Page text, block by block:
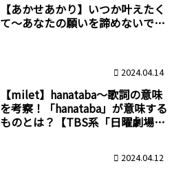
【あかせあかり】いつか叶えたく
て～あなたの願いを諦めないで…
2024.04.14
【milet】hanataba～歌詞の意味
を考察！「hanataba」が意味する
ものとは？【TBS系「日曜劇場」
2024.04.12